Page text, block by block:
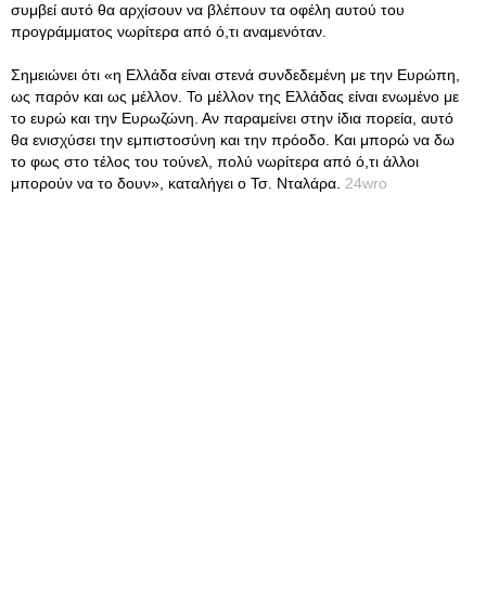
συμβεί αυτό θα αρχίσουν να βλέπουν τα οφέλη αυτού του
προγράμματος νωρίτερα από ό,τι αναμενόταν.
Σημειώνει ότι «η Ελλάδα είναι στενά συνδεδεμένη με την Ευρώπη,
ως παρόν και ως μέλλον. Το μέλλον της Ελλάδας είναι ενωμένο με
το ευρώ και την Ευρωζώνη. Αν παραμείνει στην ίδια πορεία, αυτό
θα ενισχύσει την εμπιστοσύνη και την πρόοδο. Και μπορώ να δω
το φως στο τέλος του τούνελ, πολύ νωρίτερα από ό,τι άλλοι
μπορούν να το δουν», καταλήγει ο Τσ. Νταλάρα. 24wro